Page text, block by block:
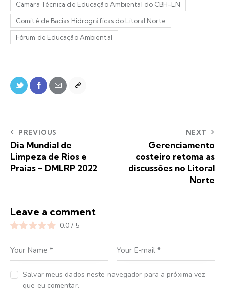
Câmara Técnica de Educação Ambiental do CBH-LN
Comitê de Bacias Hidrográficas do Litoral Norte
Fórum de Educação Ambiental
PREVIOUS
Dia Mundial de
Limpeza de Rios e
Praias – DMLRP 2022
NEXT
Gerenciamento
costeiro retoma as
discussões no Litoral
Norte
Leave a comment
0.0 / 5
Salvar meus dados neste navegador para a próxima vez
que eu comentar.